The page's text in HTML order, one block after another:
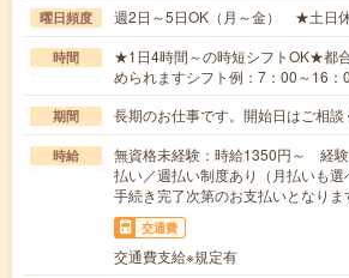
曜日頻度 週2日～5日OK（月～金） ★土日
時間
★1日4時間～の時短シフトOK★都
められますシフト例：7：00～16
期間 長期のお仕事です。開始日はご相
時給
無資格未経験：時給1350円～ 経
払い／週払い制度あり（月払いも
手続き完了次第のお支払いとなりま
交通費
交通費支給※規定有